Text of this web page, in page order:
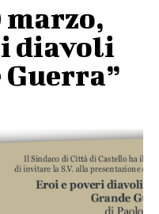
marzo,
diavoli